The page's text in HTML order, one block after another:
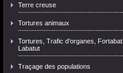
Terre creuse
Tortures animaux
Tortures, Trafic d'organes, Fortabat
Labatut
Traçage des populations